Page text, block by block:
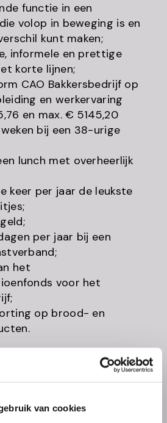
van cookies
functie in een
volop in beweging is en
kunt maken;
informele en prettige
korte lijnen;
CAO Bakkersbedrijf op
en werkervaring
en max. € 5145,20
bij een 38-urige
lunch met overheerlijk
keer per jaar de leukste
per jaar bij een
het
voor het
op brood- en
naar
dan zo snel mogelijk